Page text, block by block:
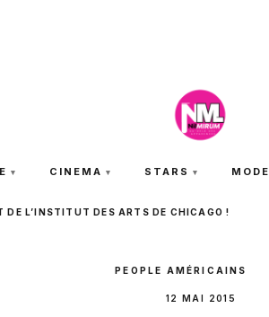
CINEMA STARS MODE
DE L’INSTITUT DES ARTS DE CHICAGO !
PEOPLE AMÉRICAINS
12 MAI 2015